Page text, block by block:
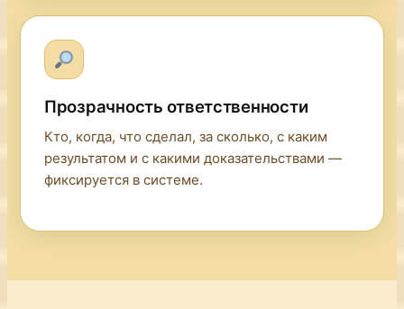
Прозрачность ответственности
Кто, когда, что сделал, за сколько, с каким
результатом и с какими доказательствами —
фиксируется в системе.